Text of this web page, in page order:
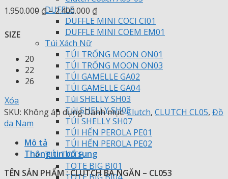
DUFFLE
DUFFLE MINI COCI CI01
DUFFLE MINI COEM EM01
Túi Xách Nữ
TÚI TRỐNG MOON ON01
TÚI TRỐNG MOON ON03
TÚI GAMELLE GA02
TÚI GAMELLE GA04
Túi SHELLY SH03
Túi SHELLY SH05
TÚI SHELLY SH07
TÚI HẾN PEROLA PE01
TÚI HẾN PEROLA PE02
TÚI TOTE
TOTE BIG BI01
1.950.000 ₫–2.400.000 ₫Khoảng
giá:
từ
đến
2.400.000 ₫
SIZE
20
22
26
Xóa
SKU: Không áp dụngDanh mục:Clutch, CLUTCH CL05, Đồ
da Nam
Mô tả
Thông tin bổ sung
TÊN SẢN PHẨM : CLUTCH BA NGĂN – CL053